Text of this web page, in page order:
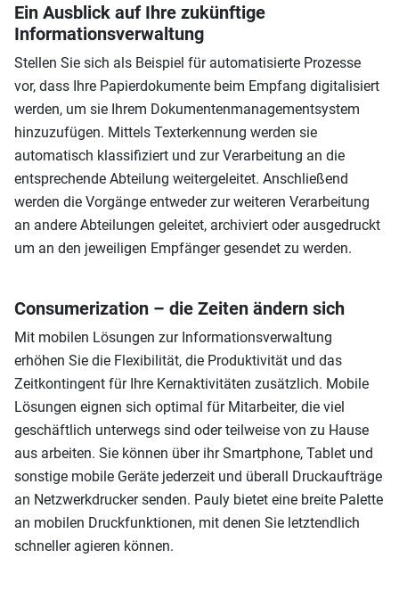
Ein Ausblick auf Ihre zukünftige
Informationsverwaltung
Stellen Sie sich als Beispiel für automatisierte Prozesse
vor, dass Ihre Papierdokumente beim Empfang digitalisiert
werden, um sie Ihrem Dokumentenmanagementsystem
hinzuzufügen. Mittels Texterkennung werden sie
automatisch klassifiziert und zur Verarbeitung an die
entsprechende Abteilung weitergeleitet. Anschließend
werden die Vorgänge entweder zur weiteren Verarbeitung
an andere Abteilungen geleitet, archiviert oder ausgedruckt
um an den jeweiligen Empfänger gesendet zu werden.
Consumerization – die Zeiten ändern sich
Mit mobilen Lösungen zur Informationsverwaltung
erhöhen Sie die Flexibilität, die Produktivität und das
Zeitkontingent für Ihre Kernaktivitäten zusätzlich. Mobile
Lösungen eignen sich optimal für Mitarbeiter, die viel
geschäftlich unterwegs sind oder teilweise von zu Hause
aus arbeiten. Sie können über ihr Smartphone, Tablet und
sonstige mobile Geräte jederzeit und überall Druckaufträge
an Netzwerkdrucker senden. Pauly bietet eine breite Palette
an mobilen Druckfunktionen, mit denen Sie letztendlich
schneller agieren können.